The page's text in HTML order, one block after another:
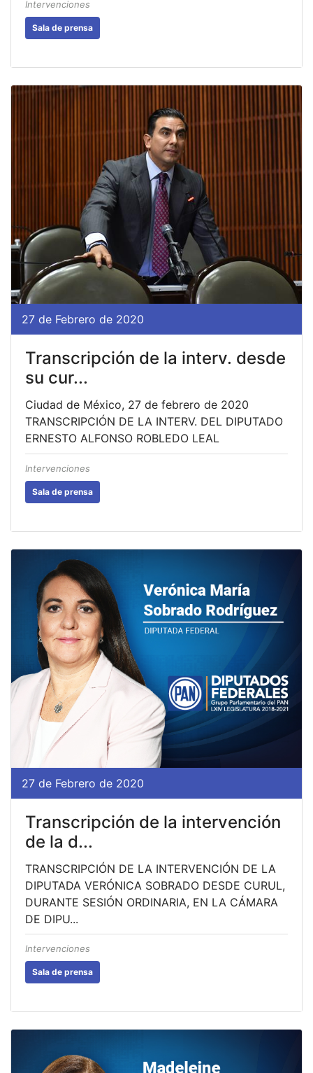
Intervenciones
Sala de prensa
27 de Febrero de 2020
Transcripción de la interv. desde
su cur...
Ciudad de México, 27 de febrero de 2020
TRANSCRIPCIÓN DE LA INTERV. DEL DIPUTADO
ERNESTO ALFONSO ROBLEDO LEAL
Intervenciones
Sala de prensa
27 de Febrero de 2020
Transcripción de la intervención
de la d...
TRANSCRIPCIÓN DE LA INTERVENCIÓN DE LA
DIPUTADA VERÓNICA SOBRADO DESDE CURUL,
DURANTE SESIÓN ORDINARIA, EN LA CÁMARA
DE DIPU...
Intervenciones
Sala de prensa